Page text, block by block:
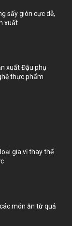
sấy giòn cực dễ,
xuất
xuất Đậu phụ
thực phẩm
gia vị thay thế
món ăn từ quả